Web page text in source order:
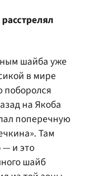
шайба уже
в мире
поборолся
на Якоба
поперечную
Там
и это
шайб